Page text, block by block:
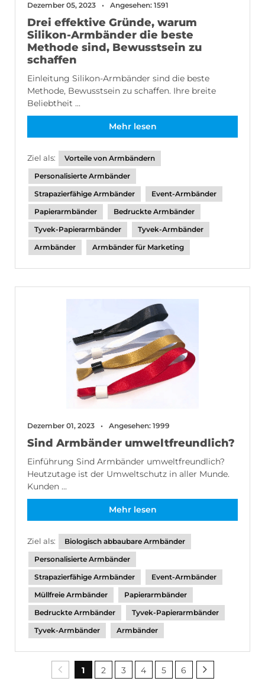
Dezember 05, 2023 Angesehen: 1591
Drei effektive Gründe, warum
Silikon-Armbänder die beste
Methode sind, Bewusstsein zu
schaffen
Einleitung Silikon-Armbänder sind die beste
Methode, Bewusstsein zu schaffen. Ihre breite
Beliebtheit ...
Mehr lesen
Ziel als:
Vorteile von Armbändern
Personalisierte Armbänder
Strapazierfähige Armbänder
Event-Armbänder
Papierarmbänder
Bedruckte Armbänder
Tyvek-Papierarmbänder
Tyvek-Armbänder
Armbänder
Armbänder für Marketing
Dezember 01, 2023 Angesehen: 1999
Sind Armbänder umweltfreundlich?
Einführung Sind Armbänder umweltfreundlich?
Heutzutage ist der Umweltschutz in aller Munde.
Kunden ...
Mehr lesen
Ziel als:
Biologisch abbaubare Armbänder
Personalisierte Armbänder
Strapazierfähige Armbänder
Event-Armbänder
Müllfreie Armbänder
Papierarmbänder
Bedruckte Armbänder
Tyvek-Papierarmbänder
Tyvek-Armbänder
Armbänder
1 2 3 4 5 6